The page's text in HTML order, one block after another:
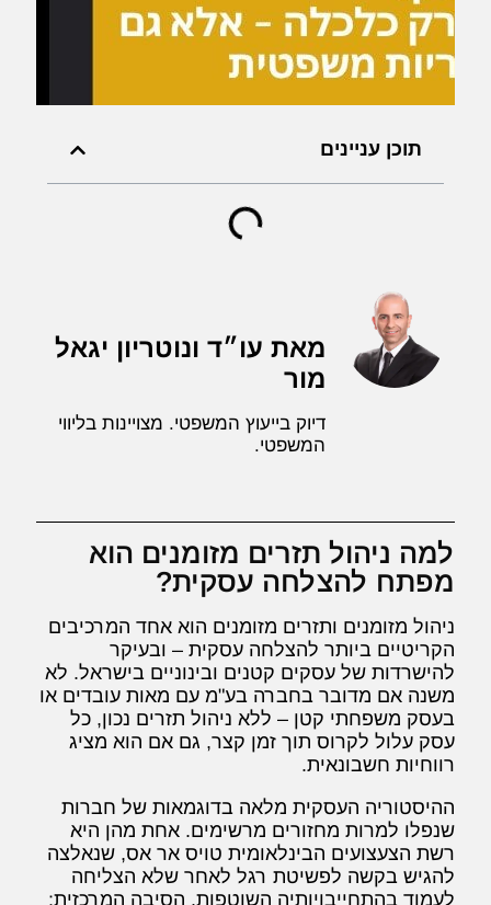
תוכן עניינים
מאת עו״ד ונוטריון יגאל
מור
דיוק בייעוץ המשפטי. מצויינות בליווי
המשפטי.
למה ניהול תזרים מזומנים הוא
מפתח להצלחה עסקית?
ניהול מזומנים ותזרים מזומנים הוא אחד המרכיבים
הקריטיים ביותר להצלחה עסקית – ובעיקר
להישרדות של עסקים קטנים ובינוניים בישראל. לא
משנה אם מדובר בחברה בע"מ עם מאות עובדים או
בעסק משפחתי קטן – ללא ניהול תזרים נכון, כל
עסק עלול לקרוס תוך זמן קצר, גם אם הוא מציג
רווחיות חשבונאית.
ההיסטוריה העסקית מלאה בדוגמאות של חברות
שנפלו למרות מחזורים מרשימים. אחת מהן היא
רשת הצעצועים הבינלאומית טויס אר אס, שנאלצה
להגיש בקשה לפשיטת רגל לאחר שלא הצליחה
לעמוד בהתחייבויותיה השוטפות. הסיבה המרכזית: